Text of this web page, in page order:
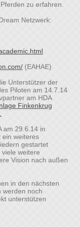
zu erfahren.
Netzwerk:
(EAHAE)
Unterstützer der
Piloten am 14.7.14
am HDA
Finkenkrug
am 29.6.14 in
ein weiteres
gestartet
weitere
Vision nach außen
in den nächsten
werden noch
unterstützen